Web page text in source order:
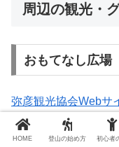
周辺の観光・
おもてなし広場
弥彦観光協会Webサ
弥彦観光協会Webサイトより
HOME 登山の始め方 初心者